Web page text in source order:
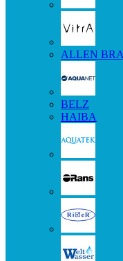
ALLEN
BELZ
HAIBA